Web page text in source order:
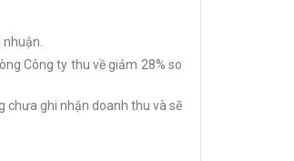
Công ty thu về giảm 28% so
chưa ghi nhận doanh thu và sẽ